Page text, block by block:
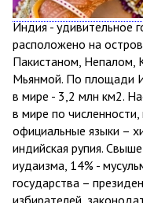
Индия - удивительное
расположено на
Пакистаном, Непалом,
Мьянмой. По площади
в мире - 3,2 млн км2.
в мире по
официальные языки –
индийская рупия.
иудаизма, 14% -
государства –
избирателей,